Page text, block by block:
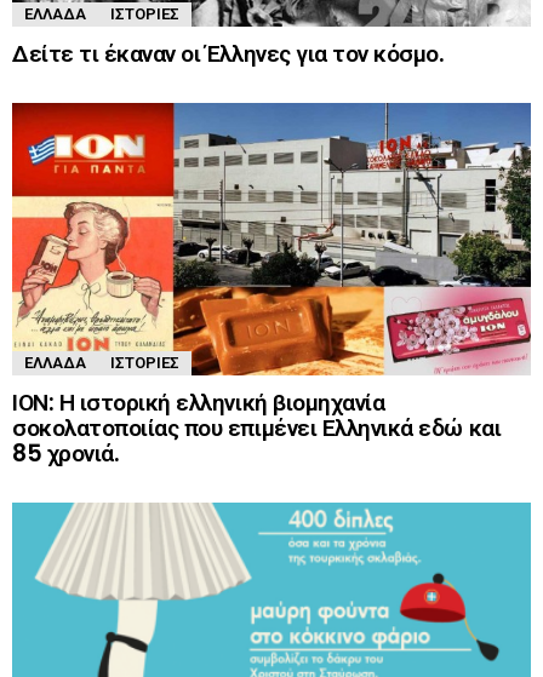
ΕΛΛΆΔΑ ΙΣΤΟΡΊΕΣ
Δείτε τι έκαναν οι Έλληνες για τον κόσμο.
ΕΛΛΆΔΑ ΙΣΤΟΡΊΕΣ
ΙΟΝ: Η ιστορική ελληνική βιομηχανία
σοκολατοποιίας που επιμένει Ελληνικά εδώ και
85 χρονιά.